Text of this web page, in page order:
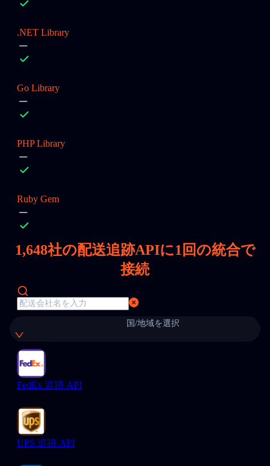
.NET Library
Go Library
PHP Library
Ruby Gem
1,648社の配送追跡APIに1回の統合で
接続
国/地域を選択
FedEx 追跡 API
UPS 追跡 API